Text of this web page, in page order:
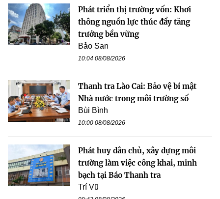
Phát triển thị trường vốn: Khơi
thông nguồn lực thúc đẩy tăng
trưởng bền vững
Bảo San
10:04 08/08/2026
Thanh tra Lào Cai: Bảo vệ bí mật
Nhà nước trong môi trường số
Bùi Bình
10:00 08/08/2026
Phát huy dân chủ, xây dựng môi
trường làm việc công khai, minh
bạch tại Báo Thanh tra
Trí Vũ